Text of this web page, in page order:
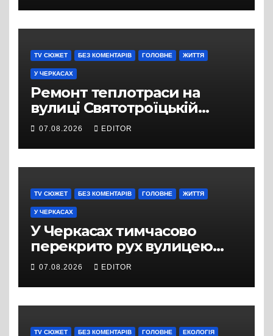
TV СЮЖЕТ БЕЗ КОМЕНТАРІВ ГОЛОВНЕ ЖИТТЯ
У ЧЕРКАСАХ
Ремонт теплотраси на
вулиці Святотроїцькій
затягнувся порівняно із
запланованими термінами.
Вулицю досі не відкрили
для руху
07.08.2026 EDITOR
TV СЮЖЕТ БЕЗ КОМЕНТАРІВ ГОЛОВНЕ ЖИТТЯ
У ЧЕРКАСАХ
У Черкасах тимчасово
перекрито рух вулицею
Хрещатик на перехресті з
Грушевського через
ремонт тепломережі
07.08.2026 EDITOR
TV СЮЖЕТ БЕЗ КОМЕНТАРІВ ГОЛОВНЕ ЕКОЛОГІЯ